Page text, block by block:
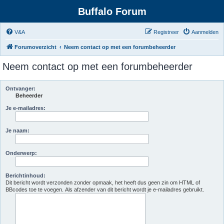
Buffalo Forum
V&A Aanmelden
Registreer
Forumoverzicht Neem contact op met een forumbeheerder
Neem contact op met een forumbeheerder
Ontvanger:
Beheerder
Je e-mailadres:
Je naam:
Onderwerp:
Berichtinhoud:
Dit bericht wordt verzonden zonder opmaak, het heeft dus geen zin om HTML of
BBcodes toe te voegen. Als afzender van dit bericht wordt je e-mailadres gebruikt.